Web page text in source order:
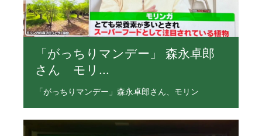
「がっちりマンデー」 森永卓郎
さん モリ...
「がっちりマンデー」森永卓郎さん、モリン